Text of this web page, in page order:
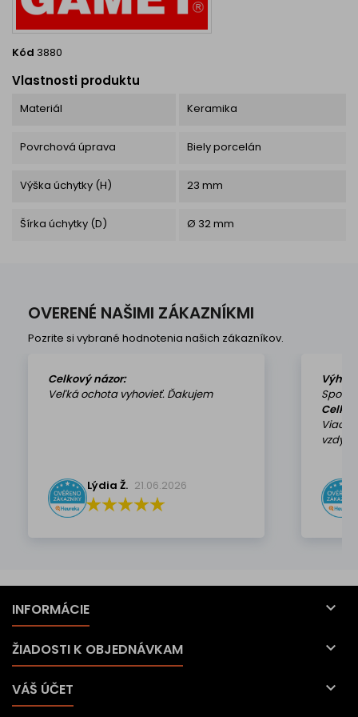
Kód 3880
Vlastnosti produktu
Materiál Keramika
Povrchová úprava Biely porcelán
Výška úchytky (H) 23 mm
Šírka úchytky (D) Ø 32 mm
OVERENÉ NAŠIMI ZÁKAZNÍKMI
Pozrite si vybrané hodnotenia našich zákazníkov.
Celkový názor:
Veľká ochota vyhovieť. Ďakujem
Lýdia Ž. 21.06.2026
vzdy k
INFORMÁCIE 
ŽIADOSTI K OBJEDNÁVKAM 
VÁŠ ÚČET 